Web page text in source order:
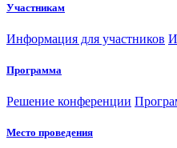
Участникам
Информация для участников
Программа
Решение конференции
Место проведения